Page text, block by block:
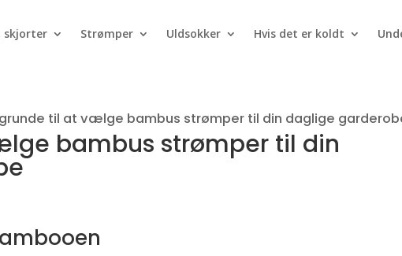
skjorter Strømper Uldsokker Hvis det er koldt
til at vælge bambus strømper til din daglige
bambus strømper til din